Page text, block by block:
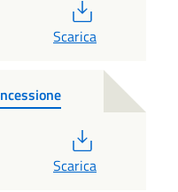
Scarica
Scarica